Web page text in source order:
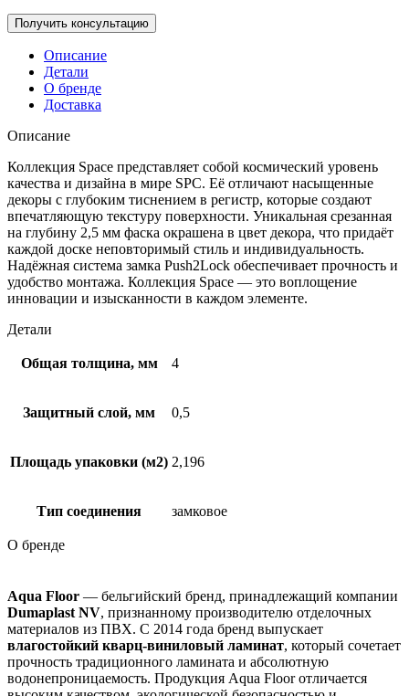
Описание
Детали
О бренде
Доставка
Описание
Коллекция Space представляет собой космический уровень
качества и дизайна в мире SPC. Её отличают насыщенные
декоры с глубоким тиснением в регистр, которые создают
впечатляющую текстуру поверхности. Уникальная срезанная
на глубину 2,5 мм фаска окрашена в цвет декора, что придаёт
каждой доске неповторимый стиль и индивидуальность.
Надёжная система замка Push2Lock обеспечивает прочность и
удобство монтажа. Коллекция Space — это воплощение
инновации и изысканности в каждом элементе.
Детали
Общая толщина, мм 4
Защитный слой, мм 0,5
Площадь упаковки (м2) 2,196
Тип соединения замковое
О бренде
Aqua Floor — бельгийский бренд, принадлежащий компании
Dumaplast NV, признанному производителю отделочных
материалов из ПВХ. С 2014 года бренд выпускает
влагостойкий кварц-виниловый ламинат, который сочетает
прочность традиционного ламината и абсолютную
водонепроницаемость. Продукция Aqua Floor отличается